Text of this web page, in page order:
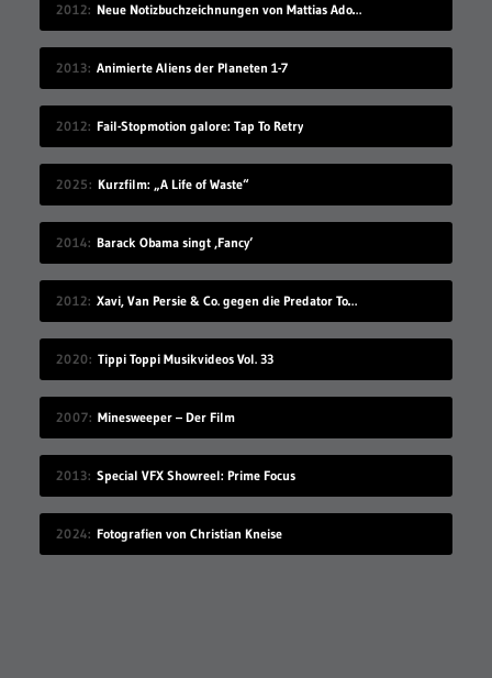
2012 Neue Notizbuchzeichnungen von Mattias Adolfsson
2013 Animierte Aliens der Planeten 1-7
2012 Fail-Stopmotion galore: Tap To Retry
2025 Kurzfilm: „A Life of Waste“
2014 Barack Obama singt ‚Fancy‘
2012 Xavi, Van Persie & Co. gegen die Predator Todeszonen
2020 Tippi Toppi Musikvideos Vol. 33
2007 Minesweeper – Der Film
2013 Special VFX Showreel: Prime Focus
2024 Fotografien von Christian Kneise